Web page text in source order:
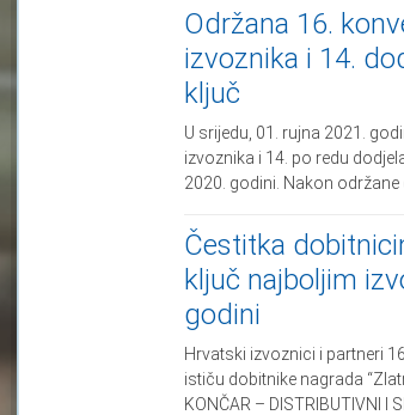
Održana 16.
izvoznika i 14.
ključ
U srijedu, 01. rujna 2021.
izvoznika i 14. po redu
2020. godini. Nakon održane
Čestitka
ključ najboljim
godini
Hrvatski izvoznici i partneri
ističu dobitnike nagrada
KONČAR – DISTRIBUTIVNI I